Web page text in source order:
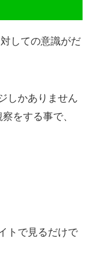
しての意識がだ
しかありません
をする事で、
トで見るだけで